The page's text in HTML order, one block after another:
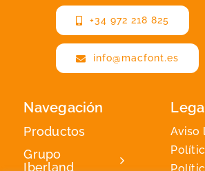
+34 972 218 825
info@macfont.es
Navegación
Productos
Grupo
Iberland
Aviso